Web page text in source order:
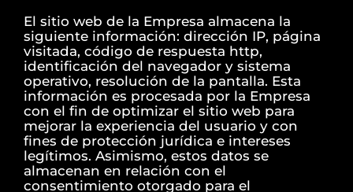
El sitio web de la Empresa almacena la
siguiente información: dirección IP, página
visitada, código de respuesta http,
identificación del navegador y sistema
operativo, resolución de la pantalla. Esta
información es procesada por la Empresa
con el fin de optimizar el sitio web para
mejorar la experiencia del usuario y con
fines de protección jurídica e intereses
legítimos. Asimismo, estos datos se
almacenan en relación con el
consentimiento otorgado para el